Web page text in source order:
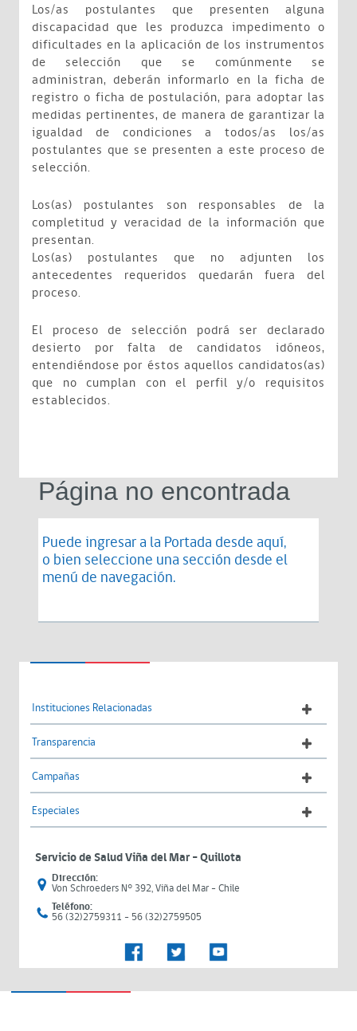
Los/as postulantes que presenten alguna
discapacidad que les produzca impedimento o
dificultades en la aplicación de los instrumentos
de selección que se comúnmente se
administran, deberán informarlo en la ficha de
registro o ficha de postulación, para adoptar las
medidas pertinentes, de manera de garantizar la
igualdad de condiciones a todos/as los/as
postulantes que se presenten a este proceso de
selección.
Los(as) postulantes son responsables de la
completitud y veracidad de la información que
presentan.
Los(as) postulantes que no adjunten los
antecedentes requeridos quedarán fuera del
proceso.
El proceso de selección podrá ser declarado
desierto por falta de candidatos idóneos,
entendiéndose por éstos aquellos candidatos(as)
que no cumplan con el perfil y/o requisitos
establecidos.
Página no encontrada
Puede ingresar a la Portada desde aquí,
o bien seleccione una sección desde el
menú de navegación.
Instituciones Relacionadas
Transparencia
Campañas
Especiales
Servicio de Salud Viña del Mar – Quillota
Dirección:
Von Schroeders N° 392, Viña del Mar - Chile
Teléfono:
56 (32)2759311 - 56 (32)2759505